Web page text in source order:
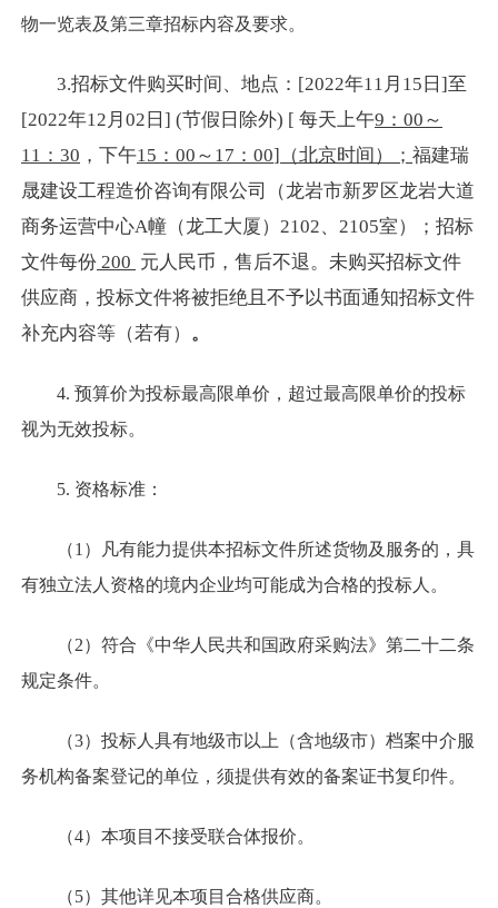
物一览表及第三章招标内容及要求。
3.招标文件购买时间、地点：[2022年11月15日]至
[2022年12月02日] (节假日除外) [ 每天上午9：00～
11：30 ，下午15：00～17：00] （北京时间）； 福建瑞
晟建设工程造价咨询有限公司（龙岩市新罗区龙岩大道
商务运营中心A幢（龙工大厦）2102、2105室）；招标
文件每份 200 元人民币，售后不退。未购买招标文件
供应商，投标文件将被拒绝且不予以书面通知招标文件
补充内容等（若有）
。
4. 预算价为投标最高限单价，超过最高限单价的投标
视为无效投标。
5. 资格标准：
（1）凡有能力提供本招标文件所述货物及服务的，具
有独立法人资格的境内企业均可能成为合格的投标人。
（2）符合《中华人民共和国政府采购法》第二十二条
规定条件。
（3）投标人具有地级市以上（含地级市）档案中介服
务机构备案登记的单位，须提供有效的备案证书复印件。
（4）本项目不接受联合体报价。
（5）其他详见本项目合格供应商。